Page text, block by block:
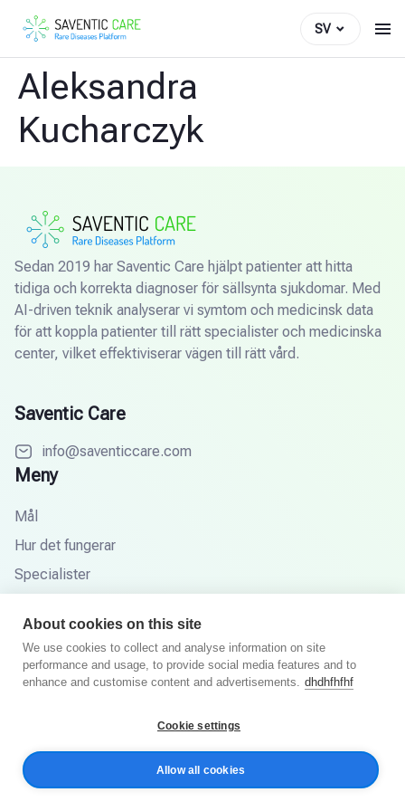
SV
Aleksandra
Kucharczyk
Sedan 2019 har Saventic Care hjälpt patienter att hitta
tidiga och korrekta diagnoser för sällsynta sjukdomar. Med
AI-driven teknik analyserar vi symtom och medicinsk data
för att koppla patienter till rätt specialister och medicinska
center, vilket effektiviserar vägen till rätt vård.
Saventic Care
info@saventiccare.com
Meny
Mål
Hur det fungerar
Specialister
Kunskapsbas
FAQ
Integritetspolicy Villkor och villkor
About cookies on this site
We use cookies to collect and analyse information on site
performance and usage, to provide social media features and to
enhance and customise content and advertisements. dhdhfhfhf
Cookie settings
Allow all cookies